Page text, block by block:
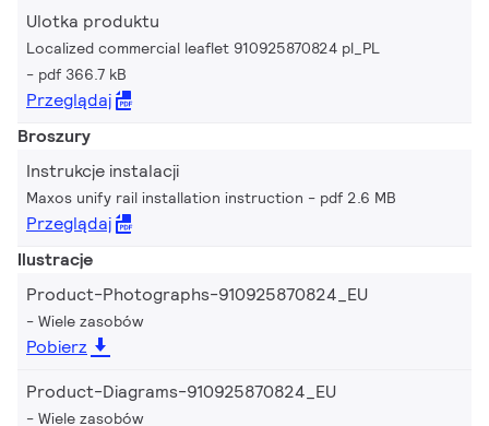
Ulotka produktu
Localized commercial leaflet 910925870824 pl_PL
pdf 366.7 kB
Przeglądaj
Broszury
Instrukcje instalacji
Maxos unify rail installation instruction pdf 2.6 MB
Przeglądaj
Ilustracje
Product-Photographs-910925870824_EU
Wiele zasobów
Pobierz
Product-Diagrams-910925870824_EU
Wiele zasobów